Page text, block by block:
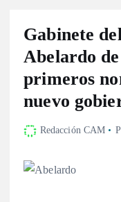
Gabinete
Abelardo
primeros
nuevo
Redacción CAM